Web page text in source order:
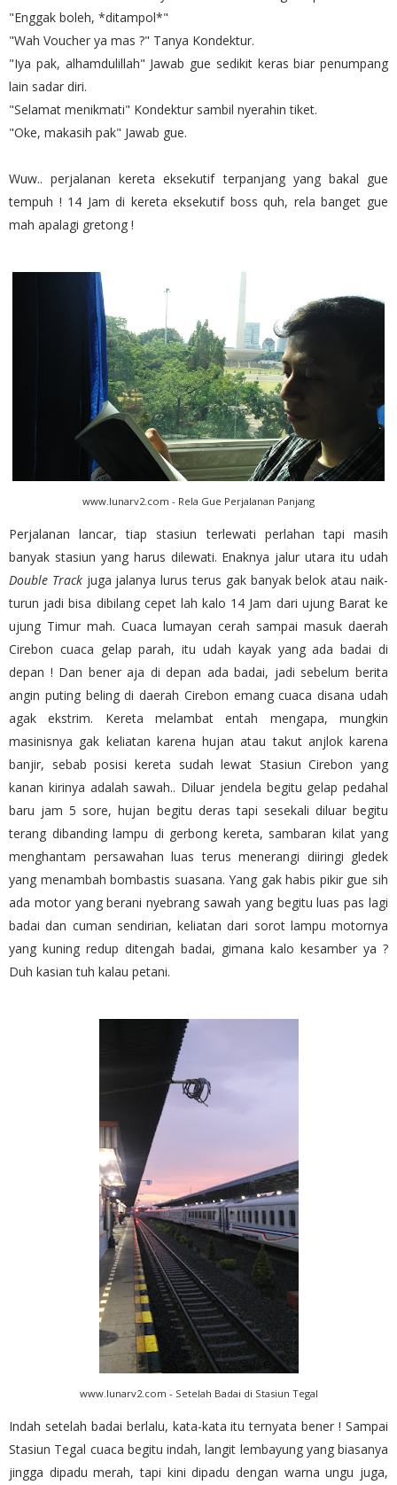
"Enggak boleh, *ditampol*"
"Wah Voucher ya mas ?" Tanya Kondektur.
"Iya pak, alhamdulillah" Jawab gue sedikit keras biar penumpang
lain sadar diri.
"Selamat menikmati" Kondektur sambil nyerahin tiket.
"Oke, makasih pak" Jawab gue.
Wuw.. perjalanan kereta eksekutif terpanjang yang bakal gue
tempuh ! 14 Jam di kereta eksekutif boss quh, rela banget gue
mah apalagi gretong !
www.lunarv2.com - Rela Gue Perjalanan Panjang
Perjalanan lancar, tiap stasiun terlewati perlahan tapi masih
banyak stasiun yang harus dilewati. Enaknya jalur utara itu udah
Double Trackjuga jalanya lurus terus gak banyak belok atau naik-
turun jadi bisa dibilang cepet lah kalo 14 Jam dari ujung Barat ke
ujung Timur mah. Cuaca lumayan cerah sampai masuk daerah
Cirebon cuaca gelap parah, itu udah kayak yang ada badai di
depan ! Dan bener aja di depan ada badai, jadi sebelum berita
angin puting beling di daerah Cirebon emang cuaca disana udah
agak ekstrim. Kereta melambat entah mengapa, mungkin
masinisnya gak keliatan karena hujan atau takut anjlok karena
banjir, sebab posisi kereta sudah lewat Stasiun Cirebon yang
kanan kirinya adalah sawah.. Diluar jendela begitu gelap pedahal
baru jam 5 sore, hujan begitu deras tapi sesekali diluar begitu
terang dibanding lampu di gerbong kereta, sambaran kilat yang
menghantam persawahan luas terus menerangi diiringi gledek
yang menambah bombastis suasana. Yang gak habis pikir gue sih
ada motor yang berani nyebrang sawah yang begitu luas pas lagi
badai dan cuman sendirian, keliatan dari sorot lampu motornya
yang kuning redup ditengah badai, gimana kalo kesamber ya ?
Duh kasian tuh kalau petani.
www.lunarv2.com - Setelah Badai di Stasiun Tegal
Indah setelah badai berlalu, kata-kata itu ternyata bener ! Sampai
Stasiun Tegal cuaca begitu indah, langit lembayung yang biasanya
jingga dipadu merah, tapi kini dipadu dengan warna ungu juga,